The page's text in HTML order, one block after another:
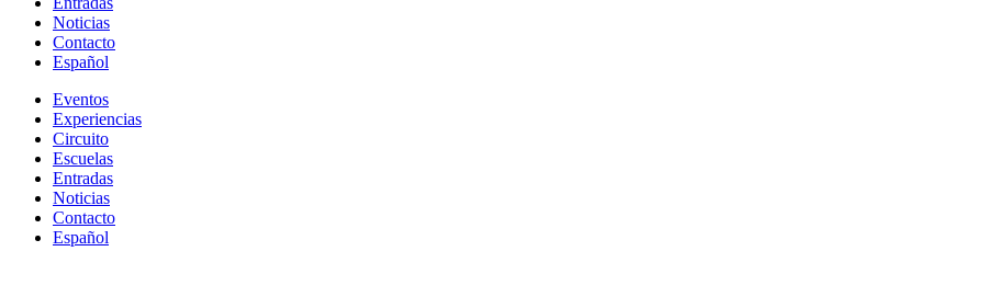
Noticias
Contacto
Español
Eventos
Experiencias
Circuito
Escuelas
Entradas
Noticias
Contacto
Español